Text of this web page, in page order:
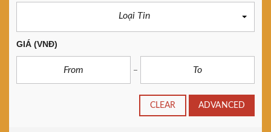
Loại Tin
GIÁ (VNĐ)
CLEAR ADVANCED